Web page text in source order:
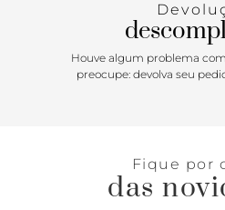
Houve algum problema
preocupe: devolva seu
Fique por
das